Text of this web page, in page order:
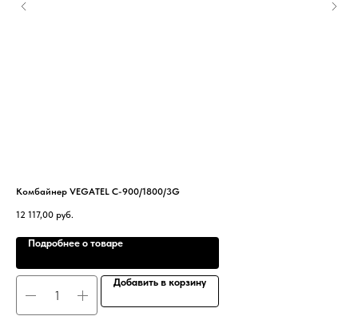
Комбайнер VEGATEL C-900/1800/3G
12 117,00 руб.
Подробнее о товаре
Добавить в корзину